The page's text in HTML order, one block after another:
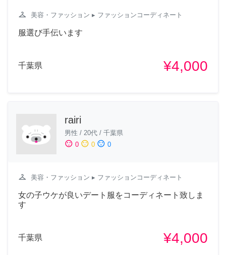
checkroom 美容・ファッション ▸ ファッションコーディネート
服選び手伝います
千葉県 ¥4,000
rairi
男性 / 20代 / 千葉県
sentiment_satisfied 0 sentiment_neutral 0 sentiment_dissatisfied 0
checkroom 美容・ファッション ▸ ファッションコーディネート
女の子ウケが良いデート服をコーディネート致しま
す
千葉県 ¥4,000